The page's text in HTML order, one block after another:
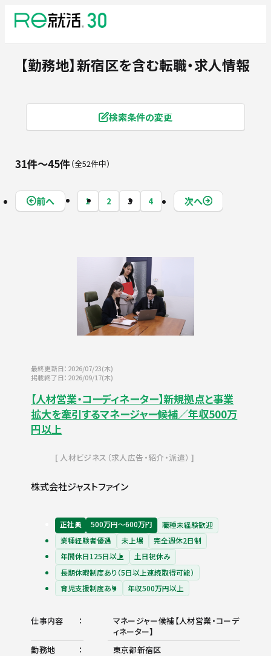
【勤務地】新宿区を含む転職・求人情報
検索条件の変更
前へ 1 2 3 4 次へ
31件〜45件 全52件中
最終更新日：2026/07/23(木)
掲載終了日：2026/09/17(木)
【人材営業・コーディネーター】新規拠点と事業
拡大を牽引するマネージャー候補／年収500万
円以上
人材ビジネス（求人広告・紹介・派遣）
株式会社ジャストファイン
正社員 500万円〜600万円
職種未経験歓迎
業種経験者優遇
未上場
完全週休2日制
年間休日125日以上
土日祝休み
長期休暇制度あり（5日以上連続取得可能）
育児支援制度あり
年収500万円以上
仕事内容
マネージャー候補【人材営業・コーデ
ィネーター】
勤務地
東京都新宿区